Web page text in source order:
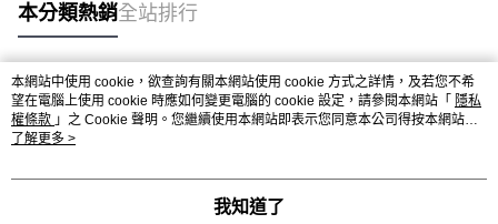
本分類熱銷全站排行
熱門標籤
本網站中使用 cookie，欲查詢有關本網站使用 cookie 方式之詳情，及若您不希
望在電腦上使用 cookie 時應如何變更電腦的 cookie 設定，請參閱本網站「 隱私
權條款 」之 Cookie 聲明。您繼續使用本網站即表示您同意本公司得按本網站使
用條款之 Cookie 聲明使用 cookie。
了解更多 >
我知道了